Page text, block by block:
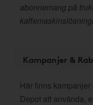
abonnemang på
Kampanjer &
Här finns
Depot att använda,